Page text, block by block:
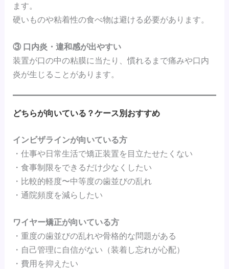
ます。
硬いものや粘着性の食べ物は避ける必要があります。
③ 口内炎・違和感が出やすい
装置が口の中の粘膜に当たり、慣れるまで痛みや口内
炎が生じることがあります。
どちらが向いている？ケース別おすすめ
インビザラインが向いている方
・仕事や日常生活で矯正装置を目立たせたくない
・食事制限をできるだけ少なくしたい
・比較的軽度〜中等度の歯並びの乱れ
・通院頻度を減らしたい
ワイヤー矯正が向いている方
・重度の歯並びの乱れや骨格的な問題がある
・自己管理に自信がない（装着し忘れが心配）
・費用を抑えたい